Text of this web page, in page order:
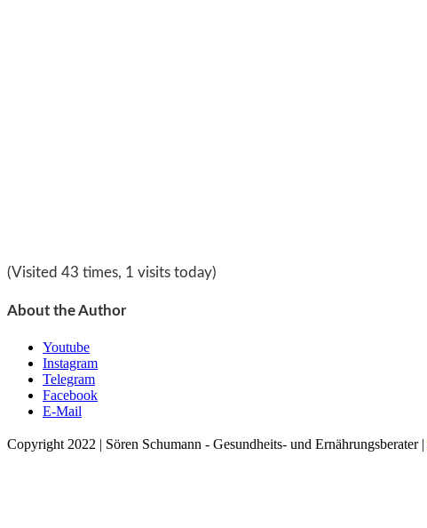
(Visited 43 times, 1 visits today)
About the Author
Youtube
Instagram
Telegram
Facebook
E-Mail
Copyright 2022 | Sören Schumann - Gesundheits- und Ernährungsberater |